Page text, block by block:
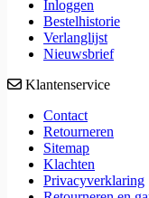
Inloggen
Bestelhistorie
Verlanglijst
Nieuwsbrief
Klantenservice
Contact
Retourneren
Sitemap
Klachten
Privacyverklaring